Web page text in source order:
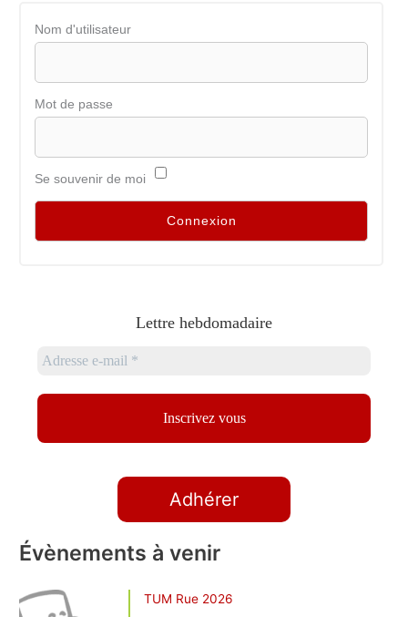
Nom d'utilisateur
Mot de passe
Se souvenir de moi
Lettre hebdomadaire
Adhérer
Évènements à venir
TUM Rue 2026